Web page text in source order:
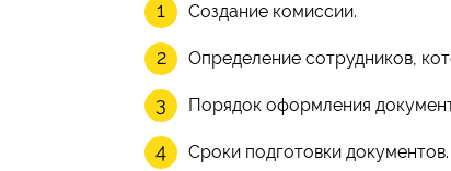
Создание комиссии.
Определение сотрудников,
Порядок оформления
Сроки подготовки документов.